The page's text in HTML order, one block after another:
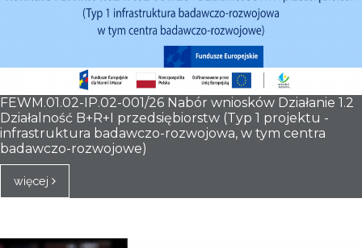
FEWM.01.02-IP.02-001/26 Nabór wniosków Działanie 1.2
Działalność B+R+I przedsiębiorstw (Typ 1 projektu -
infrastruktura badawczo-rozwojowa, w tym centra
badawczo-rozwojowe)
więcej